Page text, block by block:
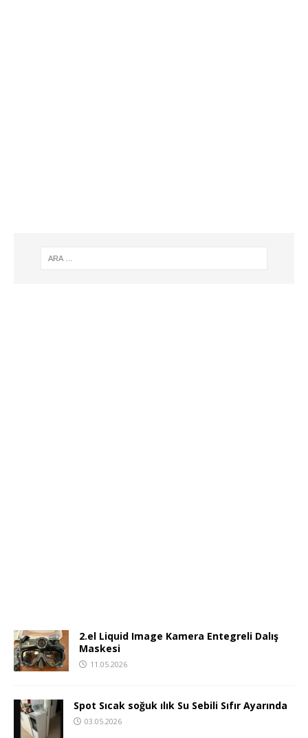
2.el Liquid Image Kamera Entegreli Dalış
Maskesi
11.05.2026
Spot Sıcak soğuk ılık Su Sebili Sıfır Ayarında
03.05.2026